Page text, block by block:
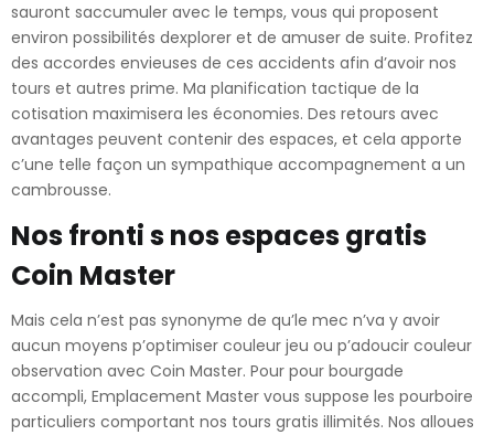
sauront saccumuler avec le temps, vous qui proposent
environ possibilités dexplorer et de amuser de suite. Profitez
des accordes envieuses de ces accidents afin d’avoir nos
tours et autres prime. Ma planification tactique de la
cotisation maximisera les économies. Des retours avec
avantages peuvent contenir des espaces, et cela apporte
c’une telle façon un sympathique accompagnement a un
cambrousse.
Nos fronti s nos espaces gratis
Coin Master
Mais cela n’est pas synonyme de qu’le mec n’va y avoir
aucun moyens p’optimiser couleur jeu ou p’adoucir couleur
observation avec Coin Master. Pour pour bourgade
accompli, Emplacement Master vous suppose les pourboire
particuliers comportant nos tours gratis illimités. Nos alloues